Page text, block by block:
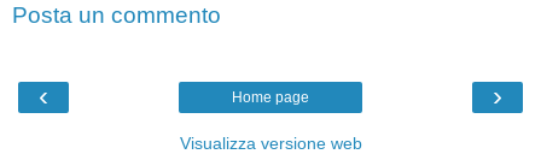
Posta un commento
‹ ›
Home page
Visualizza versione web